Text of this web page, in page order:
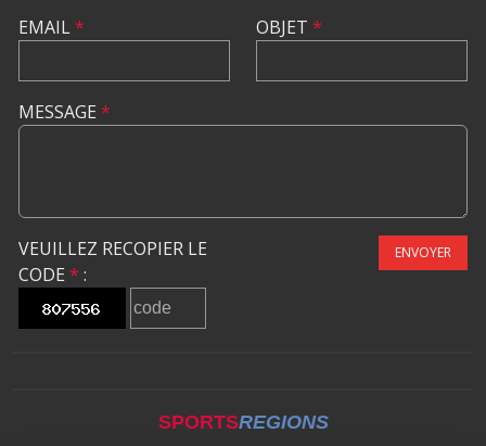
EMAIL* OBJET *
MESSAGE *
VEUILLEZ RECOPIER LE
CODE * :
ENVOYER
SPORTSREGIONS